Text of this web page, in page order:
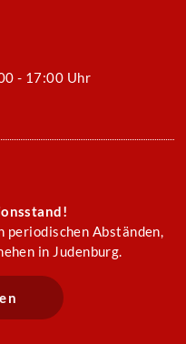
- 17:00 Uhr
Abständen,
in Judenburg.